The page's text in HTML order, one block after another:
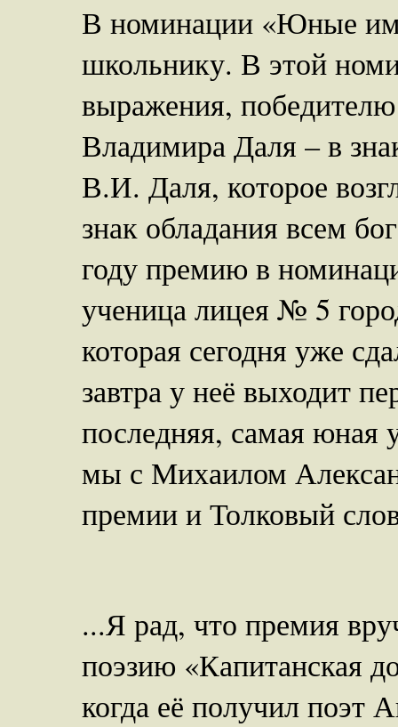
В номинации «Юные
школьнику. В этой
выражения,
Владимира Даля – в
В.И. Даля, которое
знак обладания всем
году премию в
ученица лицея № 5
которая сегодня уже
завтра у неё выходит
последняя, самая юная
мы с Михаилом
премии и Толковый
...Я рад, что премия
поэзию «Капитанская
когда её получил поэт